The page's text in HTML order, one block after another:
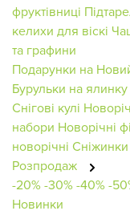
фруктівниці
келихи для віскі
та графини
Подарунки на
Бурульки на ялинку
Снігові кулі
набори Новорічні
новорічні
Розпродаж
-20%-30%-40%-
Новинки